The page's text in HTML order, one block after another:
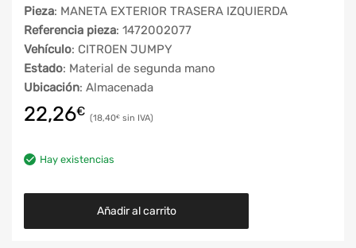
Pieza: MANETA EXTERIOR TRASERA IZQUIERDA
Referencia pieza: 1472002077
Vehículo: CITROEN JUMPY
Estado: Material de segunda mano
Ubicación: Almacenada
22,26€ 18,40€
Hay existencias
Añadir al carrito